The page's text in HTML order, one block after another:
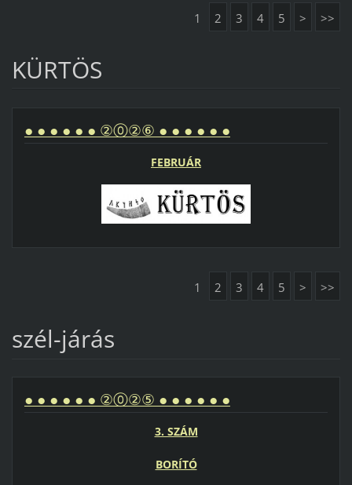
1 2 3 4 5 > >>
KÜRTÖS
● ● ● ● ● ● ②⓪②⑥ ● ● ● ● ● ●
FEBRUÁR
1 2 3 4 5 > >>
szél-járás
● ● ● ● ● ● ②⓪②⑤ ● ● ● ● ● ●
3. SZÁM
BORÍTÓ